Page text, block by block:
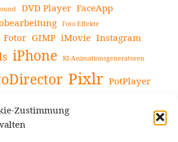
Zustimmung
DVD Player FaceApp
Foto Effekte
Fotor GIMP iMovie Instagram
iPhone KI-Animationsgeneratoren
Pixlr PotPlayer